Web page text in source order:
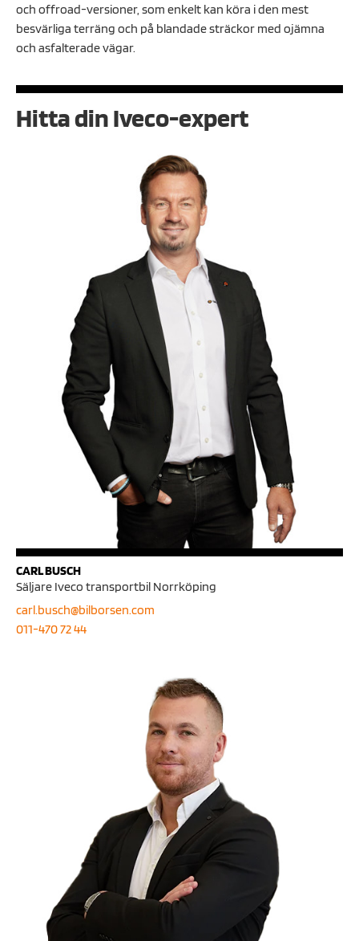
och offroad-versioner, som enkelt kan köra i den mest
besvärliga terräng och på blandade sträckor med ojämna
och asfalterade vägar.
Hitta din Iveco-expert
CARL BUSCH
Säljare Iveco transportbil Norrköping
carl.busch@bilborsen.com
011-470 72 44